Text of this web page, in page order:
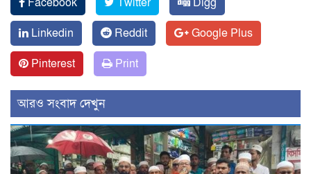
Linkedin
Reddit
Google Plus
Pinterest
Print
আরও সংবাদ দেখুন